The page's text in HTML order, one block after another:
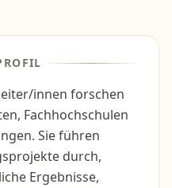
innen forschen
Fachhochschulen
Sie führen
durch,
Ergebnisse,